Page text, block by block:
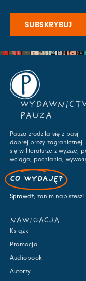
SUBSKRYBUJ
PAUZA
Pauza zrodziła się z pasji
dobrej prozy zagranicznej.
się w literaturze z wyższej
wciąga, pochłania,
CO WYDAJĘ?
Sprawdź, zanim napiszesz!
NAWIGACJA
Książki
Promocja
Audiobooki
Autorzy